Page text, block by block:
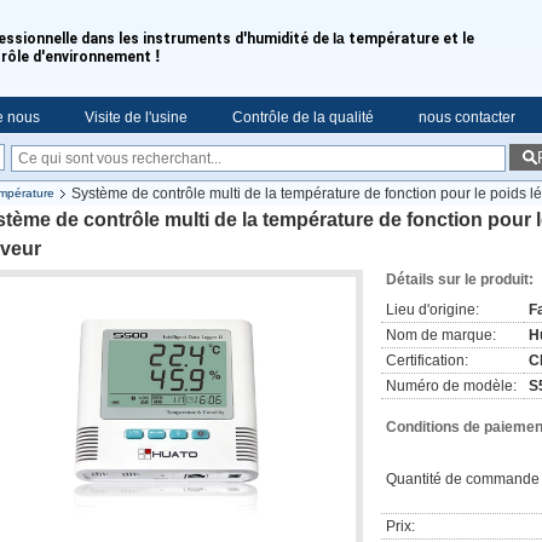
dans les instruments d'humidité de la température et le
d'environnement !
nous Visite de l'usine Contrôle de la qualité nous contacter
Système de contrôle multi de la température de fonction pour le poids
de contrôle multi de la température de fonction pour
Détails sur le produit:
Lieu d'origine:
Nom de marque:
Certification:
Numéro de modèle:
Conditions de
Quantité de
Prix: